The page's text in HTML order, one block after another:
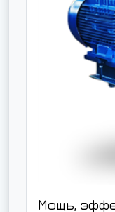
Мощь,